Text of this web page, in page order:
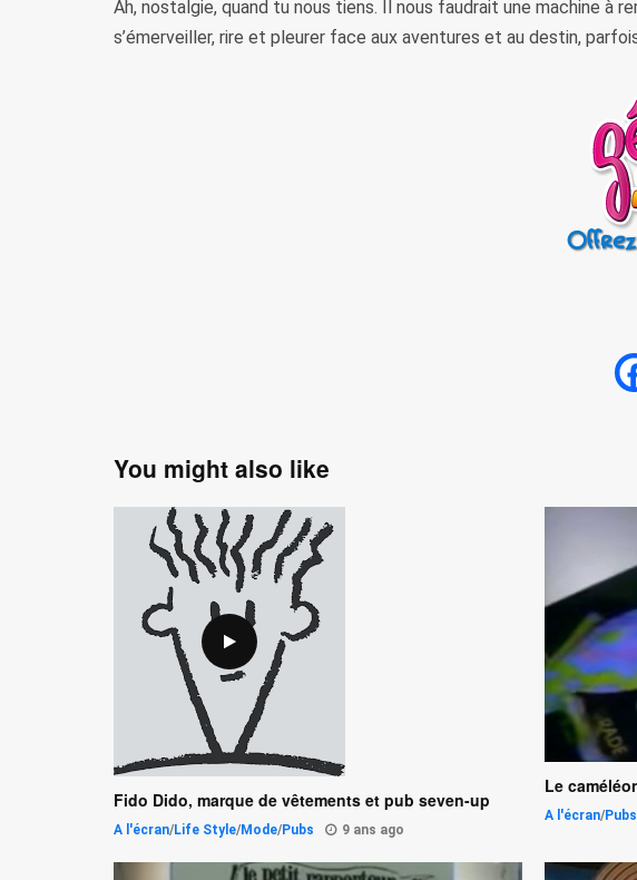
Ah, nostalgie, quand tu nous tiens. Il nous faudrait une machine à
s’émerveiller, rire et pleurer face aux aventures et au destin,
You might also like
Fido Dido, marque de vêtements et pub seven-up
A l'écran/Life Style/Mode/Pubs 9 ans ago
Le
A l'écran/Pubs